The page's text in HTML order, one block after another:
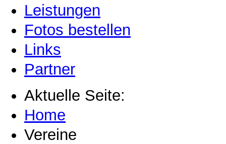
Leistungen
Fotos bestellen
Links
Partner
Aktuelle Seite:
Home
Vereine